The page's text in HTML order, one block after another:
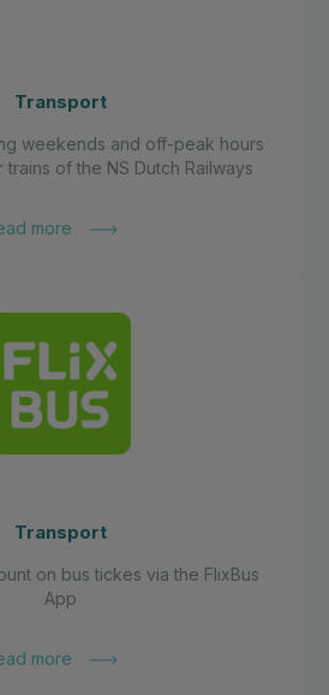
Transport
weekends and off-peak hours
of the NS Dutch Railways
more
Transport
on bus tickes via the FlixBus
App
more